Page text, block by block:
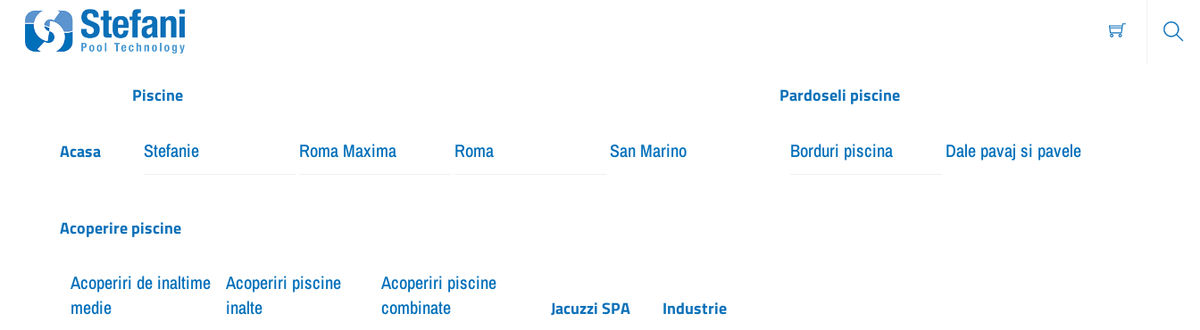
Menu
Acasa
Piscine
Stefanie Roma Maxima Roma San Marino
Pardoseli piscine
Borduri piscina Dale pavaj si pavele
Acoperire piscine
Acoperiri de inaltime
medie
Acoperiri piscine
inalte
Acoperiri piscine
combinate
Jacuzzi SPA Industrie